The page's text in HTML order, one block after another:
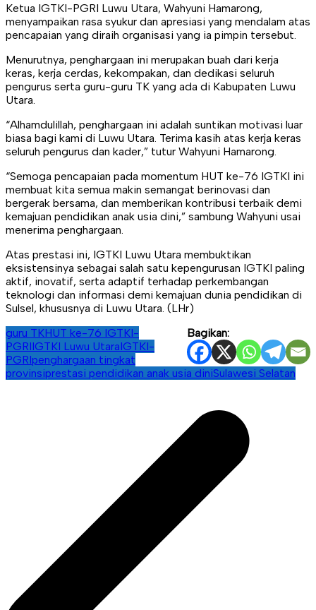
Ketua IGTKI-PGRI Luwu Utara, Wahyuni Hamarong,
menyampaikan rasa syukur dan apresiasi yang mendalam atas
pencapaian yang diraih organisasi yang ia pimpin tersebut.
Menurutnya, penghargaan ini merupakan buah dari kerja
keras, kerja cerdas, kekompakan, dan dedikasi seluruh
pengurus serta guru-guru TK yang ada di Kabupaten Luwu
Utara.
“Alhamdulillah, penghargaan ini adalah suntikan motivasi luar
biasa bagi kami di Luwu Utara. Terima kasih atas kerja keras
seluruh pengurus dan kader,” tutur Wahyuni Hamarong.
“Semoga pencapaian pada momentum HUT ke-76 IGTKI ini
membuat kita semua makin semangat berinovasi dan
bergerak bersama, dan memberikan kontribusi terbaik demi
kemajuan pendidikan anak usia dini,” sambung Wahyuni usai
menerima penghargaan.
Atas prestasi ini, IGTKI Luwu Utara membuktikan
eksistensinya sebagai salah satu kepengurusan IGTKI paling
aktif, inovatif, serta adaptif terhadap perkembangan
teknologi dan informasi demi kemajuan dunia pendidikan di
Sulsel, khususnya di Luwu Utara. (LHr)
Bagikan:
guru TKHUT ke-76 IGTKI-
PGRIIGTKI Luwu UtaraIGTKI-
PGRIpenghargaan tingkat
provinsiprestasi pendidikan anak usia diniSulawesi Selatan